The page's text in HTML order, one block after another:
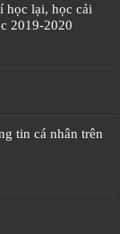
học lại, học cải
2019-2020
tin cá nhân trên